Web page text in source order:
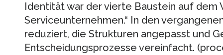
Identität war der vierte Baustein auf dem
Serviceunternehmen.“ In den
reduziert, die Strukturen angepasst und
Entscheidungsprozesse vereinfacht.